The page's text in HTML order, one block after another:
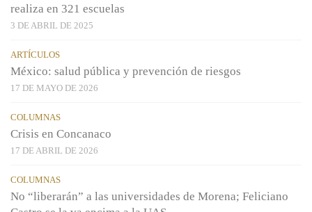
realiza en 321 escuelas
3 DE ABRIL DE 2025
ARTÍCULOS
México: salud pública y prevención de riesgos
17 DE MAYO DE 2026
COLUMNAS
Crisis en Concanaco
17 DE ABRIL DE 2026
COLUMNAS
No “liberarán” a las universidades de Morena; Feliciano